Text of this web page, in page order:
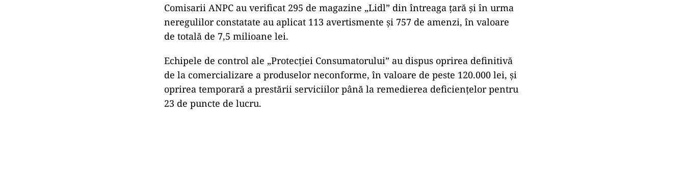
Comisarii ANPC au verificat 295 de magazine „Lidl” din întreaga ţară și în urma
neregulilor constatate au aplicat 113 avertismente și 757 de amenzi, în valoare
de totală de 7,5 milioane lei.
Echipele de control ale „Protecției Consumatorului” au dispus oprirea definitivă
de la comercializare a produselor neconforme, în valoare de peste 120.000 lei, şi
oprirea temporară a prestării serviciilor până la remedierea deficienţelor pentru
23 de puncte de lucru.